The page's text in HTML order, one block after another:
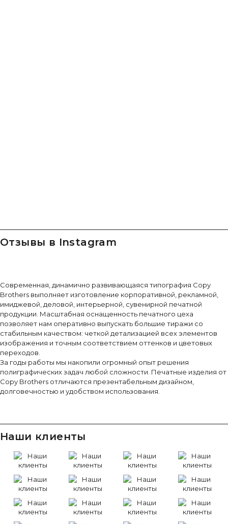
Отзывы в Instagram
Современная, динамично развивающаяся типография Copy
Brothers выполняет изготовление корпоративной, рекламной,
имиджевой, деловой, интерьерной, сувенирной печатной
продукции. Масштабная оснащенность печатного цеха
позволяет нам оперативно выпускать большие тиражи со
стабильным качеством: четкой детализацией всех элементов
изображения и точным соответствием оттенков и цветовых
переходов.
За годы работы мы накопили огромный опыт решения
полиграфических задач любой сложности. Печатные изделия от
Copy Brothers отличаются презентабельным дизайном,
долговечностью и удобством использования.
Наши клиенты